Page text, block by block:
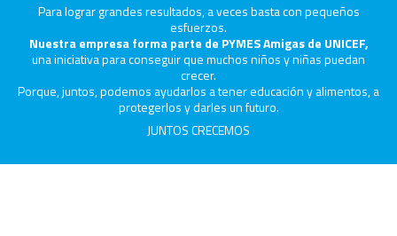
Para lograr grandes resultados, a veces basta con pequeños
esfuerzos.
Nuestra empresa forma parte de PYMES Amigas de UNICEF,
una iniciativa para conseguir que muchos niños y niñas puedan
crecer.
Porque, juntos, podemos ayudarlos a tener educación y alimentos, a
protegerlos y darles un futuro.
JUNTOS CRECEMOS